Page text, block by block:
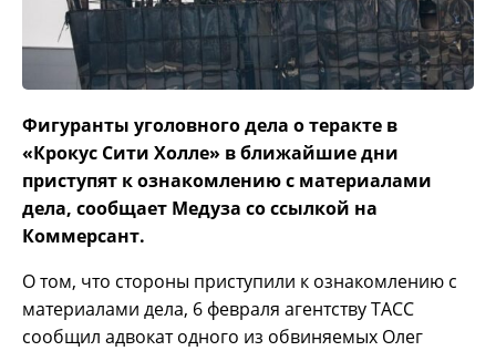
Фигуранты уголовного дела о теракте в
«Крокус Сити Холле» в ближайшие дни
приступят к ознакомлению с материалами
дела, сообщает Медуза со ссылкой на
Коммерсант.
О том, что стороны приступили к ознакомлению с
материалами дела, 6 февраля агентству ТАСС
сообщил адвокат одного из обвиняемых Олег